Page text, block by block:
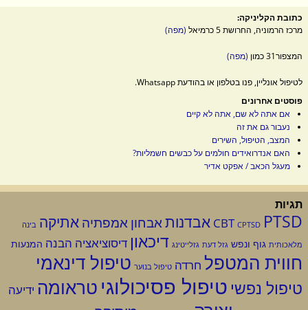
כתובת הקליניקה:
מרכז הרמוניה, החרושת 5 כרמיאל
(מפה)
המצפור31 כמון (מפה)
לטיפול אונליין, פנו בטלפון או בהודעת Whatsapp.
פוסטים אחרונים
אם אתה לא שם, אתה לא קיים
נעבור גם את זה
המצב, הטיפול, השירים
האם אנדרואידים חולמים על כבשים חשמליות?
מעגל הכאב / אפקט אדיר
תגיות
CBT CPTSD PTSD אבדנותאבחוןאמפתיהאתיקה בינה
מלאכותית גוף ונפש גזל דעת גזלייטינג דיכאון דיסוציאציה הבנה המנעות
חווית המטפל חרדה טיפול בנוער טיפול דינאמי
טיפול נפשי טיפול פסיכולוגיטראומה ידיעה